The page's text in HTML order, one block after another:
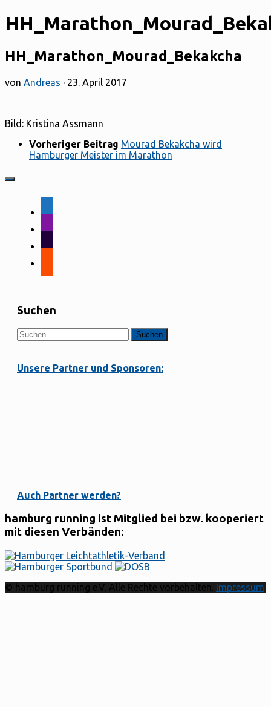
HH_Marathon_Mourad_Bekakcha
von Andreas · 23. April 2017
Bild: Kristina Assmann
Vorheriger Beitrag Mourad Bekakcha wird
Hamburger Meister im Marathon
Suchen
Suchen
nach:
Unsere Partner und Sponsoren:
Auch Partner werden?
hamburg running ist Mitglied bei bzw. kooperiert
mit diesen Verbänden:
© hamburg running e.V. Alle Rechte vorbehalten. Impressum